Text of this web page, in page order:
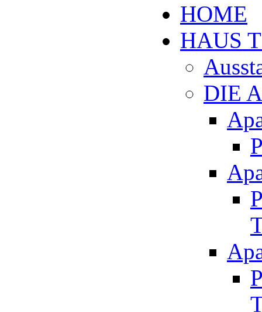
HOME
HAUS
DIE